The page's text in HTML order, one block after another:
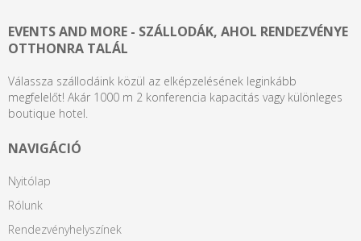
EVENTS AND MORE - SZÁLLODÁK, AHOL RENDEZVÉNYE
OTTHONRA TALÁL
Válassza szállodáink közül az elképzelésének leginkább
megfelelőt! Akár 1000 m 2 konferencia kapacitás vagy különleges
boutique hotel.
NAVIGÁCIÓ
Nyitólap
Rólunk
Rendezvényhelyszínek